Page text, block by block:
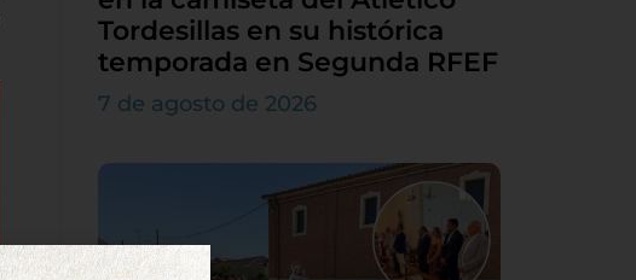
Tordesillas en su histórica
temporada en Segunda RFEF
7 de agosto de 2026